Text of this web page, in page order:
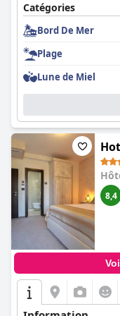
chambres pour
étoiles.
Dans l'ensemble,
emplacement
chambres
Catégories
Bord De Mer
Plage
Lune de Miel
8,4